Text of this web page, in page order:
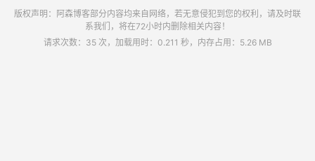
版权声明：阿森博客部分内容均来自网络，若无意侵犯到您的权利，请及时联
系我们，将在72小时内删除相关内容！
请求次数：35 次，加载用时：0.211 秒，内存占用：5.26 MB